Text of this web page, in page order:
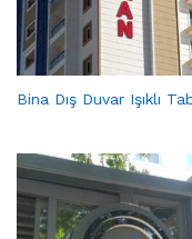
Bina Dış Duvar Işıklı